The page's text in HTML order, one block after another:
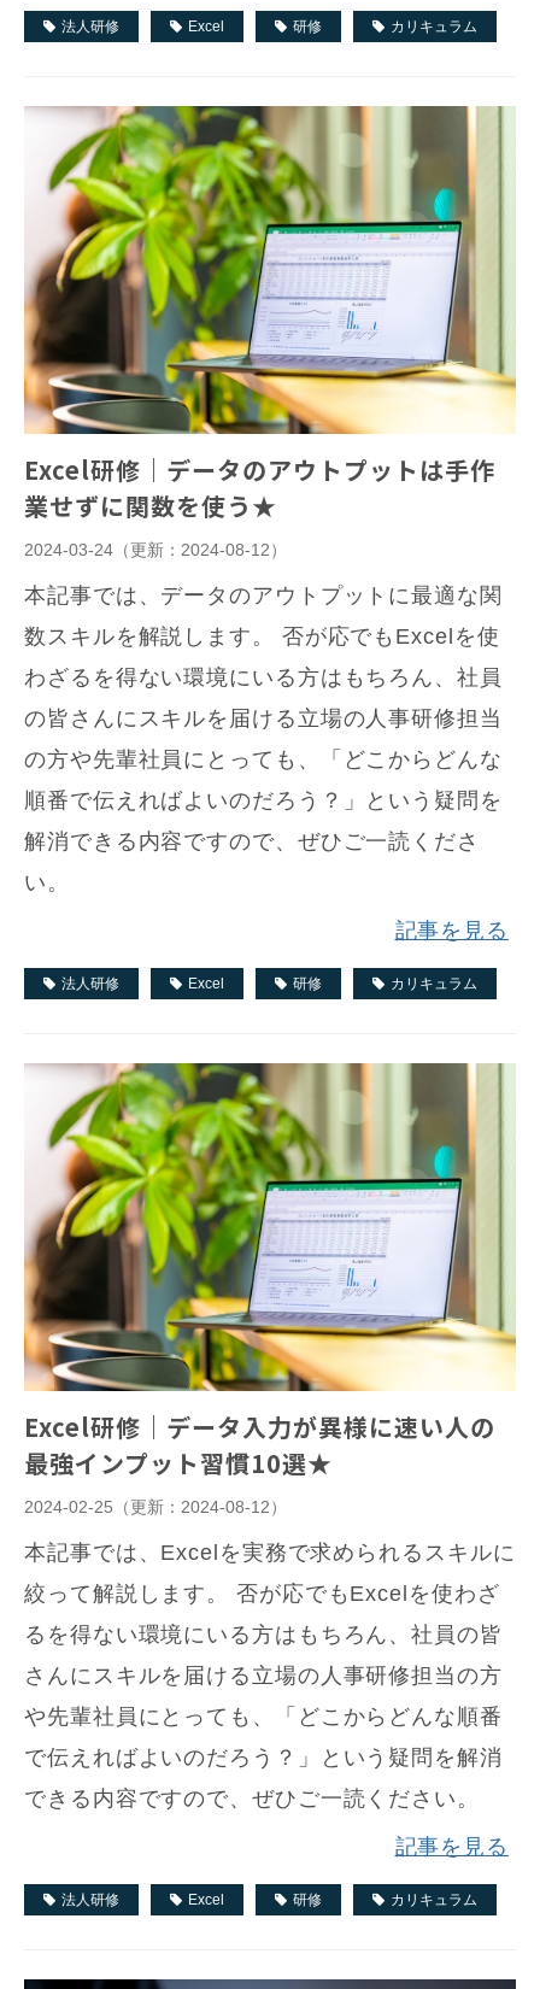
法人研修 Excel 研修 カリキュラム
Excel研修｜データのアウトプットは手作
業せずに関数を使う★
2024-03-24 （更新： 2024-08-12）
本記事では、データのアウトプットに最適な関
数スキルを解説します。 否が応でもExcelを使
わざるを得ない環境にいる方はもちろん、社員
の皆さんにスキルを届ける立場の人事研修担当
の方や先輩社員にとっても、「どこからどんな
順番で伝えればよいのだろう？」という疑問を
解消できる内容ですので、ぜひご一読くださ
い。
記事を見る
法人研修 Excel 研修 カリキュラム
Excel研修｜データ入力が異様に速い人の
最強インプット習慣10選★
2024-02-25 （更新： 2024-08-12）
本記事では、Excelを実務で求められるスキルに
絞って解説します。 否が応でもExcelを使わざ
るを得ない環境にいる方はもちろん、社員の皆
さんにスキルを届ける立場の人事研修担当の方
や先輩社員にとっても、「どこからどんな順番
で伝えればよいのだろう？」という疑問を解消
できる内容ですので、ぜひご一読ください。
記事を見る
法人研修 Excel 研修 カリキュラム